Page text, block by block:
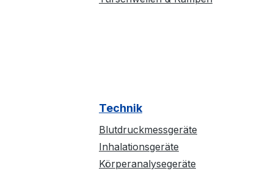
Technik
Blutdruckmessgeräte
Inhalationsgeräte
Körperanalysegeräte